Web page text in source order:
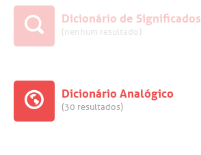
Dicionário de Significados
(nenhum resultado)
Dicionário Analógico
(30 resultados)